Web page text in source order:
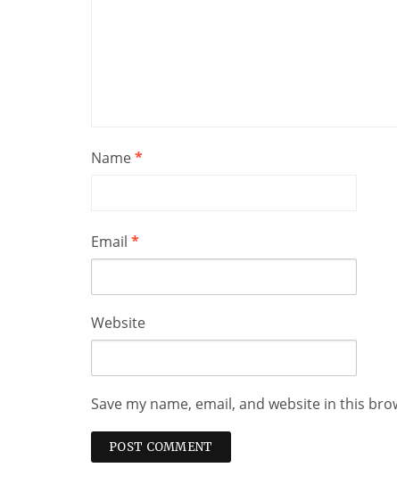
Name*
Email *
Website
Save my name, email, and website in this